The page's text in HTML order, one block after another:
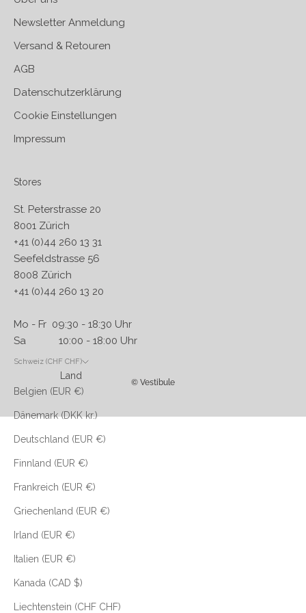
Newsletter Anmeldung
Versand & Retouren
AGB
Datenschutzerklärung
Cookie Einstellungen
Impressum
Stores
St. Peterstrasse 20
8001 Zürich
+41 (0)44 260 13 31
Seefeldstrasse 56
8008 Zürich
+41 (0)44 260 13 20
Mo - Fr 09:30 - 18:30 Uhr
Sa 10:00 - 18:00 Uhr
Schweiz (CHF CHF)
Land
Belgien (EUR €)
Dänemark (DKK kr.)
Deutschland (EUR €)
Finnland (EUR €)
Frankreich (EUR €)
Griechenland (EUR €)
Irland (EUR €)
Italien (EUR €)
Kanada (CAD $)
Liechtenstein (CHF CHF)
© Vestibule